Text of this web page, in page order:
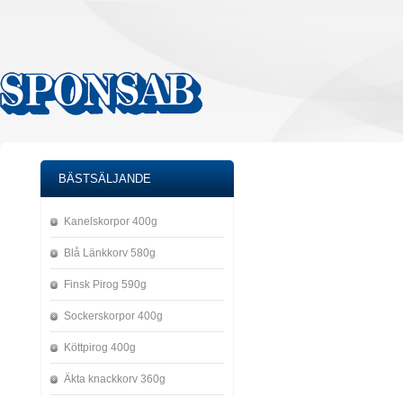
BÄSTSÄLJANDE
Kanelskorpor 400g
Blå Länkkorv 580g
Finsk Pirog 590g
Sockerskorpor 400g
Köttpirog 400g
Äkta knackkorv 360g